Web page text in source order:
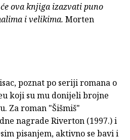
ova knjiga izazvati puno
i velikima. Morten
poznat po seriji romana o
koji su mu donijeli brojne
Za roman "Šišmiš"
nagrade Riverton (1997.) i
pisanjem, aktivno se bavi i